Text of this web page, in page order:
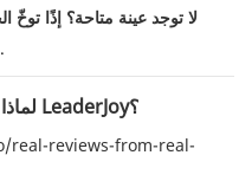
لا توجد عينة متاحة؟ إذًا توخّ
بإرسال عينات إليك للتحقق منها بنفسك.
لماذا يختار المعلمون حول العالم برنامج LeaderJoy؟
real-reviews-from-real-